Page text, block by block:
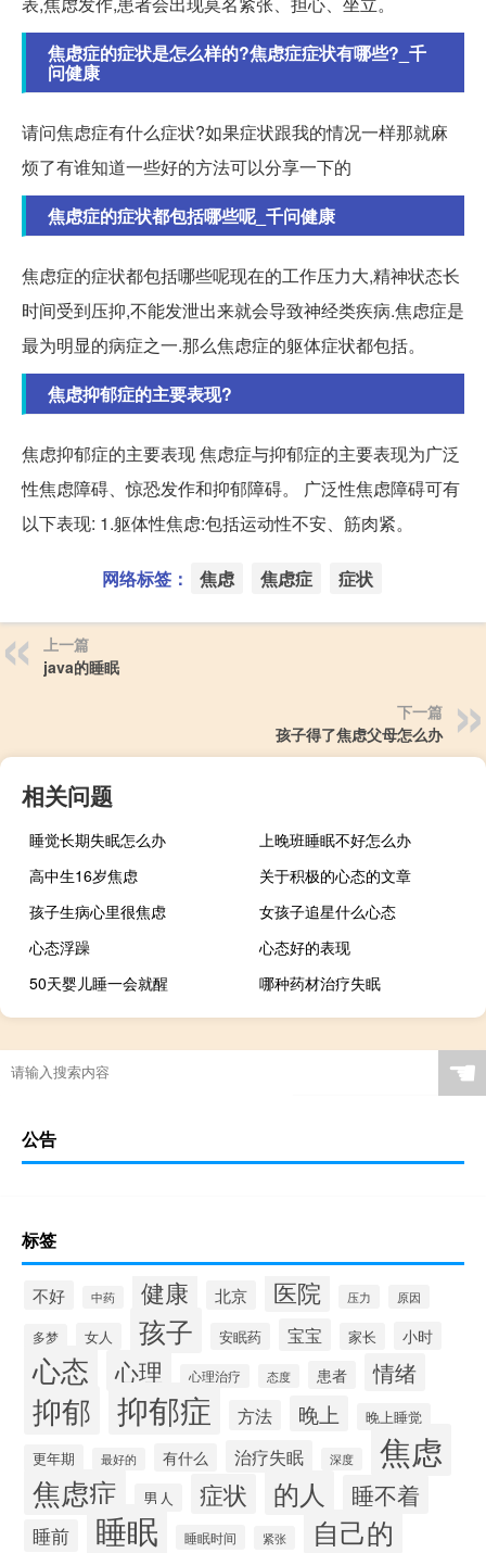
焦虑症的症状是怎么样的?焦虑症症状有哪些?_千
问健康
请问焦虑症有什么症状?如果症状跟我的情况一样那就麻
烦了有谁知道一些好的方法可以分享一下的
焦虑症的症状都包括哪些呢_千问健康
焦虑症的症状都包括哪些呢现在的工作压力大,精神状态长
时间受到压抑,不能发泄出来就会导致神经类疾病.焦虑症是
最为明显的病症之一.那么焦虑症的躯体症状都包括。
焦虑抑郁症的主要表现?
焦虑抑郁症的主要表现 焦虑症与抑郁症的主要表现为广泛
性焦虑障碍、惊恐发作和抑郁障碍。 广泛性焦虑障碍可有
以下表现: 1.躯体性焦虑:包括运动性不安、筋肉紧。
网络标签： 焦虑 焦虑症 症状
上一篇
java的睡眠
下一篇
孩子得了焦虑父母怎么办
相关问题
睡觉长期失眠怎么办
上晚班睡眠不好怎么办
高中生16岁焦虑
关于积极的心态的文章
孩子生病心里很焦虑
女孩子追星什么心态
心态浮躁
心态好的表现
50天婴儿睡一会就醒
哪种药材治疗失眠
☚
公告
标签
不好 中药 健康 北京 医院 压力 原因
多梦 女人 孩子 安眠药 宝宝 家长 小时
心态 心理 心理治疗 态度 患者 情绪
抑郁 抑郁症 方法 晚上
晚上睡觉
更年期
最好的 有什么 治疗失眠 深度 焦虑
焦虑症 男人 症状 的人 睡不着
睡前 睡眠 睡眠时间 紧张 自己的